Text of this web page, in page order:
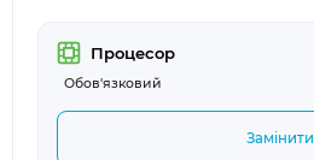
Процесор
Обов'язковий
Замінити